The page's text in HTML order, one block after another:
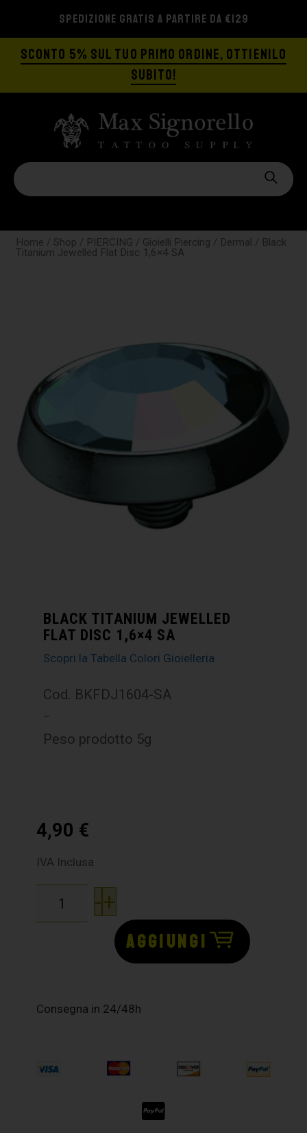
SPEDIZIONE GRATIS A PARTIRE DA €129
SCONTO 5% SUL TUO PRIMO ORDINE, OTTIENILO
SUBITO!
Home / Shop / PIERCING / Gioielli Piercing / Dermal / Black
Titanium Jewelled Flat Disc 1,6×4 SA
BLACK TITANIUM JEWELLED
FLAT DISC 1,6×4 SA
Scopri la Tabella Colori Gioielleria
Cod. BKFDJ1604-SA
–
Peso prodotto 5g
4,90 €
IVA Inclusa
-+
AGGIUNGI
Consegna in 24/48h